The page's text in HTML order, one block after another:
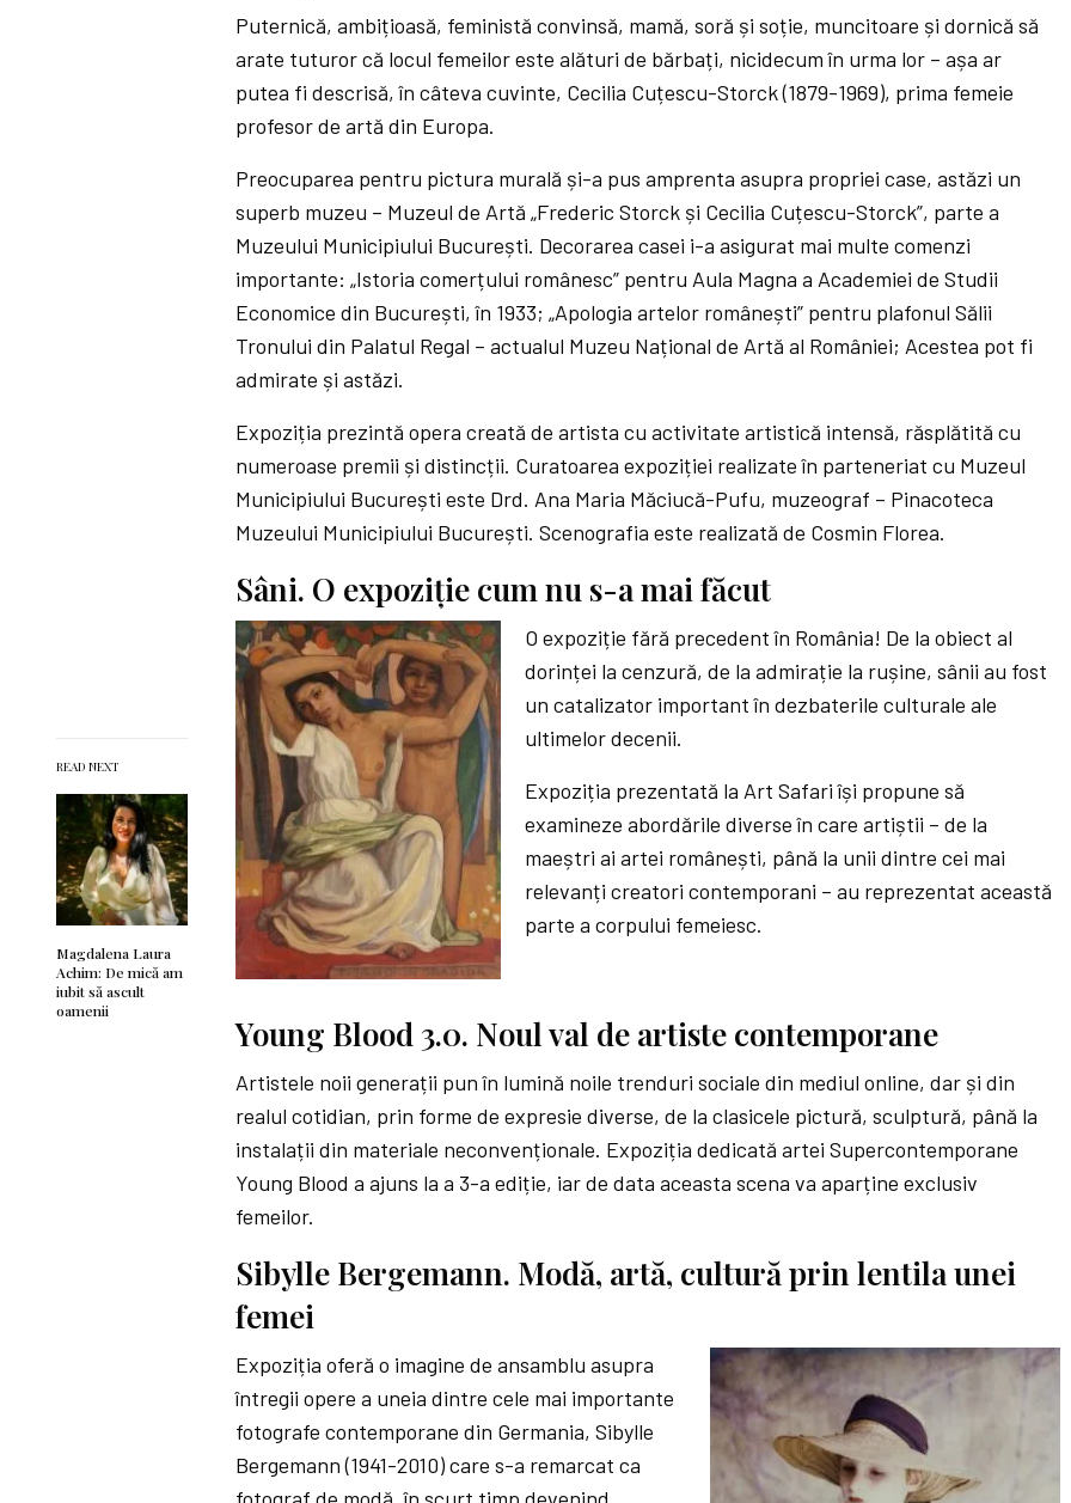
READ NEXT
Magdalena Laura
Achim: De mică am
iubit să ascult
oamenii
Puternică, ambițioasă, feministă convinsă, mamă, soră și soție, muncitoare și dornică să
arate tuturor că locul femeilor este alături de bărbați, nicidecum în urma lor – așa ar
putea fi descrisă, în câteva cuvinte, Cecilia Cuțescu-Storck (1879-1969), prima femeie
profesor de artă din Europa.
Preocuparea pentru pictura murală și-a pus amprenta asupra propriei case, astăzi un
superb muzeu – Muzeul de Artă „Frederic Storck și Cecilia Cuțescu-Storck”, parte a
Muzeului Municipiului București. Decorarea casei i-a asigurat mai multe comenzi
importante: „Istoria comerțului românesc” pentru Aula Magna a Academiei de Studii
Economice din București, în 1933; „Apologia artelor românești” pentru plafonul Sălii
Tronului din Palatul Regal – actualul Muzeu Național de Artă al României; Acestea pot fi
admirate și astăzi.
Expoziția prezintă opera creată de artista cu activitate artistică intensă, răsplătită cu
numeroase premii și distincții. Curatoarea expoziției realizate în parteneriat cu Muzeul
Municipiului București este Drd. Ana Maria Măciucă-Pufu, muzeograf – Pinacoteca
Muzeului Municipiului București. Scenografia este realizată de Cosmin Florea.
Sâni. O expoziție cum nu s-a mai făcut
O expoziție fără precedent în România! De la obiect al
dorinței la cenzură, de la admirație la rușine, sânii au fost
un catalizator important în dezbaterile culturale ale
ultimelor decenii.
Expoziția prezentată la Art Safari își propune să
examineze abordările diverse în care artiștii – de la
maeștri ai artei românești, până la unii dintre cei mai
relevanți creatori contemporani – au reprezentat această
parte a corpului femeiesc.
Young Blood 3.0. Noul val de artiste contemporane
Artistele noii generații pun în lumină noile trenduri sociale din mediul online, dar și din
realul cotidian, prin forme de expresie diverse, de la clasicele pictură, sculptură, până la
instalații din materiale neconvenționale. Expoziția dedicată artei Supercontemporane
Young Blood a ajuns la a 3-a ediție, iar de data aceasta scena va aparține exclusiv
femeilor.
Sibylle Bergemann. Modă, artă, cultură prin lentila unei
femei
Expoziția oferă o imagine de ansamblu asupra
întregii opere a uneia dintre cele mai importante
fotografe contemporane din Germania, Sibylle
Bergemann (1941-2010) care s-a remarcat ca